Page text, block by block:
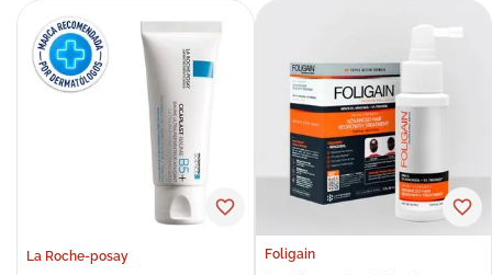
La Roche-posay Foligain